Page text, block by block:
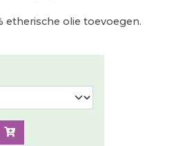
etherische olie toevoegen.